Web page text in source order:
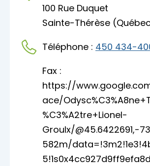
100 Rue Duquet
Sainte-Thérèse
Téléphone : 450 434-
Fax :
https://
ace/
%C3%A2tre+Lionel-
Groulx/@45.6422691,-
582m/